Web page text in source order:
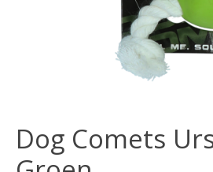
Dog Comets